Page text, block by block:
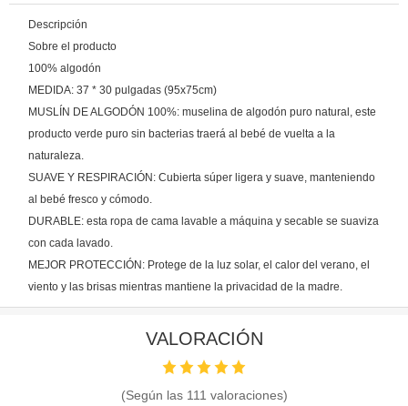
Descripción
Sobre el producto
100% algodón
MEDIDA: 37 * 30 pulgadas (95x75cm)
MUSLÍN DE ALGODÓN 100%: muselina de algodón puro natural, este
producto verde puro sin bacterias traerá al bebé de vuelta a la
naturaleza.
SUAVE Y RESPIRACIÓN: Cubierta súper ligera y suave, manteniendo
al bebé fresco y cómodo.
DURABLE: esta ropa de cama lavable a máquina y secable se suaviza
con cada lavado.
MEJOR PROTECCIÓN: Protege de la luz solar, el calor del verano, el
viento y las brisas mientras mantiene la privacidad de la madre.
VALORACIÓN
(Según las 111 valoraciones)